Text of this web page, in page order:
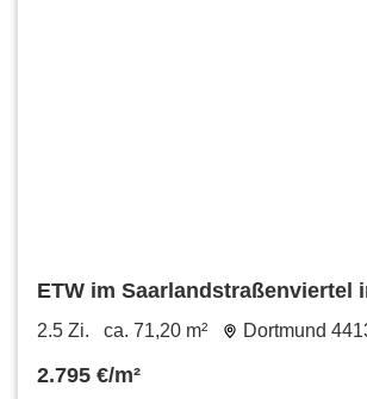
ETW im Saarlandstraßenviertel
2.5 Zi. ca. 71,20 m² Dortmund
2.795 €/m²